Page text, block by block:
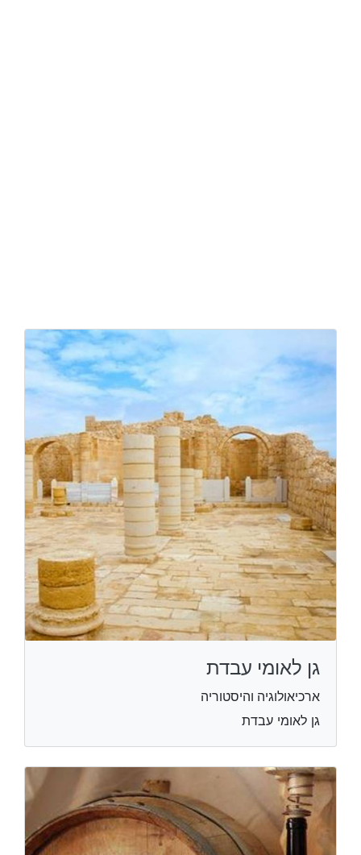
גן לאומי עבדת
ארכיאולוגיה והיסטוריה
גן לאומי עבדת